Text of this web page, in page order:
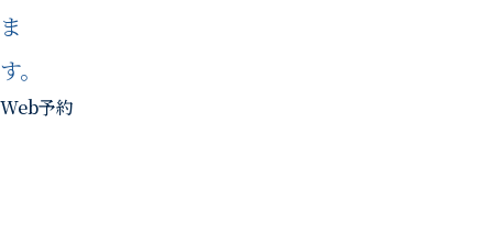
ま
す。
Web予約